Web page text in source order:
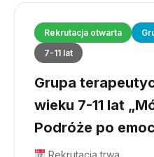
Rekrutacja otwarta
7-11 lat
Grupa
wieku 7-11 lat
Podróże po
Rekrutacja trwa